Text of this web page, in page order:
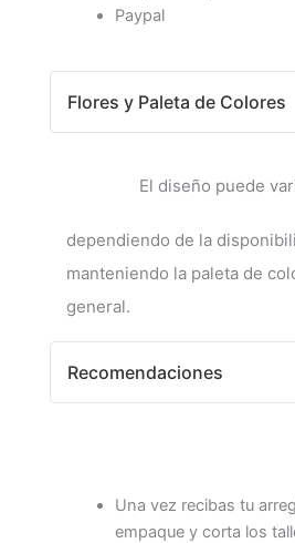
Paypal
Flores y Paleta de Colores
El diseño puede
dependiendo de la
manteniendo la paleta de
general.
Recomendaciones
Una vez recibas tu
empaque y corta los